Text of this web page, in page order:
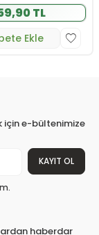
TL
Ekle
için e-bültenimize
KAYIT OL
haberdar